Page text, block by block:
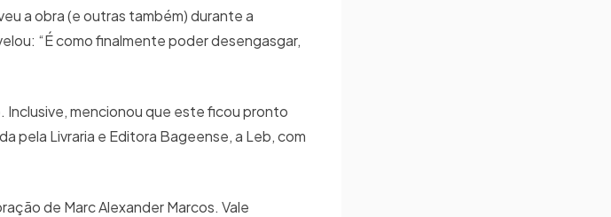
a obra (e outras também) durante a
“É como finalmente poder desengasgar,
Inclusive, mencionou que este ficou pronto
pela Livraria e Editora Bageense, a Leb, com
de Marc Alexander Marcos. Vale